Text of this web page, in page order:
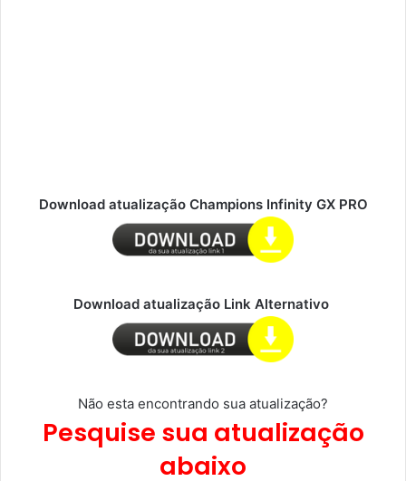
Download atualização Champions Infinity GX PRO
Download atualização Link Alternativo
Não esta encontrando sua atualização?
Pesquise sua atualização
abaixo